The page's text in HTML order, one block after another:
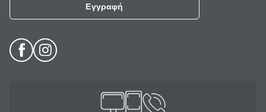
Εγγραφή